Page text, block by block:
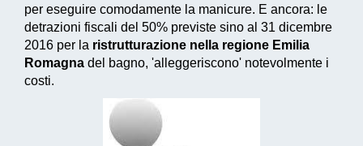
per eseguire comodamente la manicure. E ancora: le
detrazioni fiscali del 50% previste sino al 31 dicembre
2016 per la ristrutturazione nella regione Emilia
Romagna del bagno, 'alleggeriscono' notevolmente i
costi.